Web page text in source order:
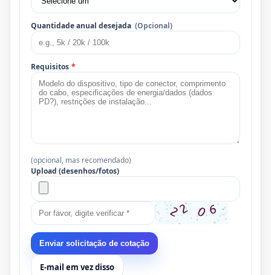
Quantidade anual desejada (Opcional)
Requisitos *
(opcional, mas recomendado)
Upload (desenhos/fotos)
Enviar solicitação de cotação
E-mail em vez disso